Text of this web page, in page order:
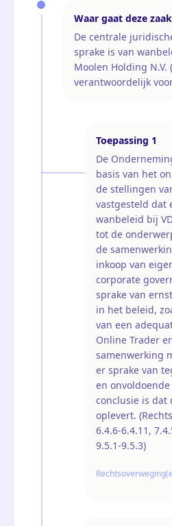
Waar gaat deze
De centrale
sprake is van
Moolen Holding N.V.
verantwoordelijk
Toepassing 1
De
basis van het
de stellingen
vastgesteld dat
wanbeleid bij
tot de
de
inkoop van
corporate
sprake van
in het beleid,
van een
Online Trader
samenwerking
er sprake van
en
conclusie is dat
oplevert.
6.4.6-6.4.11,
9.5.1-9.5.3)